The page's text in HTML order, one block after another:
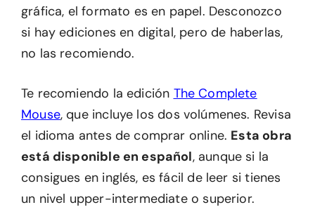
gráfica, el formato es en papel. Desconozco
si hay ediciones en digital, pero de haberlas,
no las recomiendo.
Te recomiendo la edición The Complete
Mouse, que incluye los dos volúmenes. Revisa
el idioma antes de comprar online. Esta obra
está disponible en español, aunque si la
consigues en inglés, es fácil de leer si tienes
un nivel upper-intermediate o superior.